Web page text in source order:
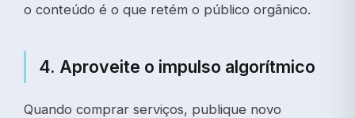
o conteúdo é o que retém o público orgânico.
4. Aproveite o impulso algorítmico
Quando comprar serviços, publique novo